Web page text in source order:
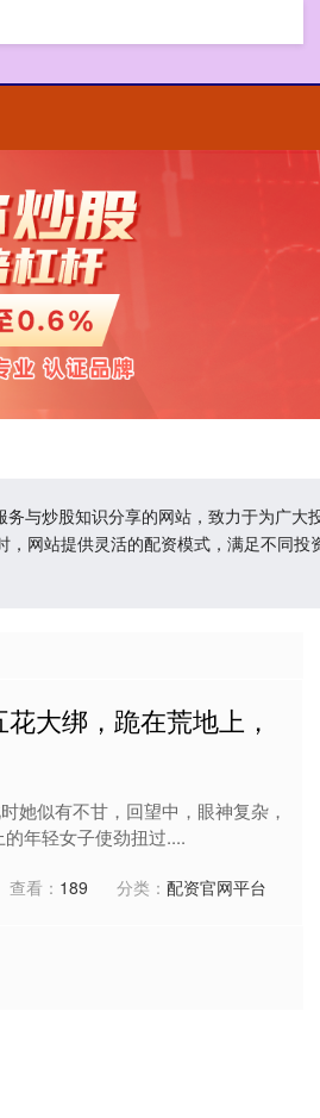
与炒股知识分享的网站，致力于为广
网站提供灵活的配资模式，满足不同
大绑，跪在荒地上，
她似有不甘，回望中，眼神复杂，
年轻女子使劲扭过....
查看： 189 分类： 配资官网平台